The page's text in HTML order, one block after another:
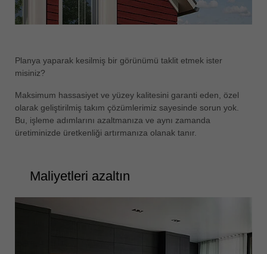
Planya yaparak kesilmiş bir görünümü taklit etmek ister
misiniz?
Maksimum hassasiyet ve yüzey kalitesini garanti eden, özel
olarak geliştirilmiş takım çözümlerimiz sayesinde sorun yok.
Bu, işleme adımlarını azaltmanıza ve aynı zamanda
üretiminizde üretkenliği artırmanıza olanak tanır.
Maliyetleri azaltın